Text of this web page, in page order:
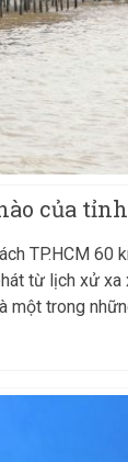
của
TP.HCM 60
từ lịch xử
một trong